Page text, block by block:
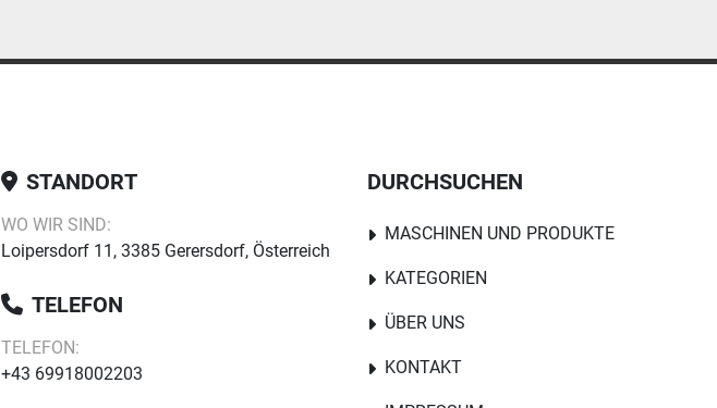
STANDORT
WO WIR SIND:
Loipersdorf 11, 3385 Gerersdorf, Österreich
TELEFON
TELEFON:
+43 69918002203
DURCHSUCHEN
MASCHINEN UND PRODUKTE
KATEGORIEN
ÜBER UNS
KONTAKT